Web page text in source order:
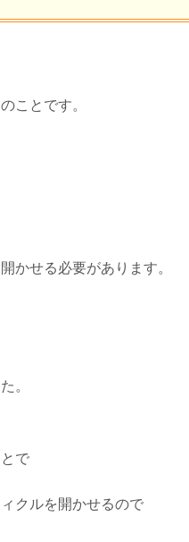
のことです。
かせる必要があります。
。
で
クルを開かせるので